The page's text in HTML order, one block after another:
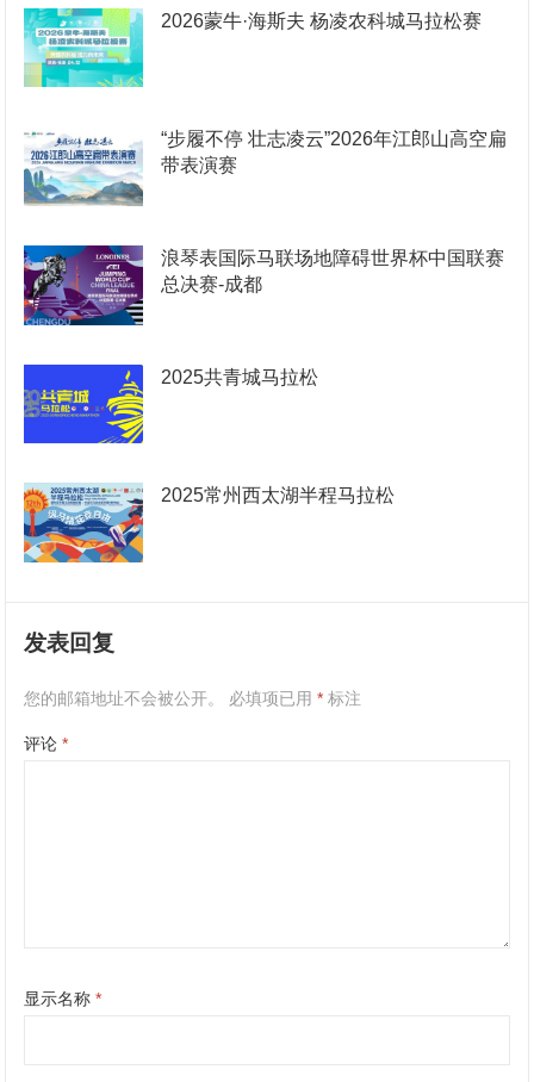
2026蒙牛·海斯夫 杨凌农科城马拉松赛
“步履不停 壮志凌云”2026年江郎山高空扁
带表演赛
浪琴表国际马联场地障碍世界杯中国联赛
总决赛-成都
2025共青城马拉松
2025常州西太湖半程马拉松
发表回复
您的邮箱地址不会被公开。 必填项已用* 标注
评论*
显示名称*